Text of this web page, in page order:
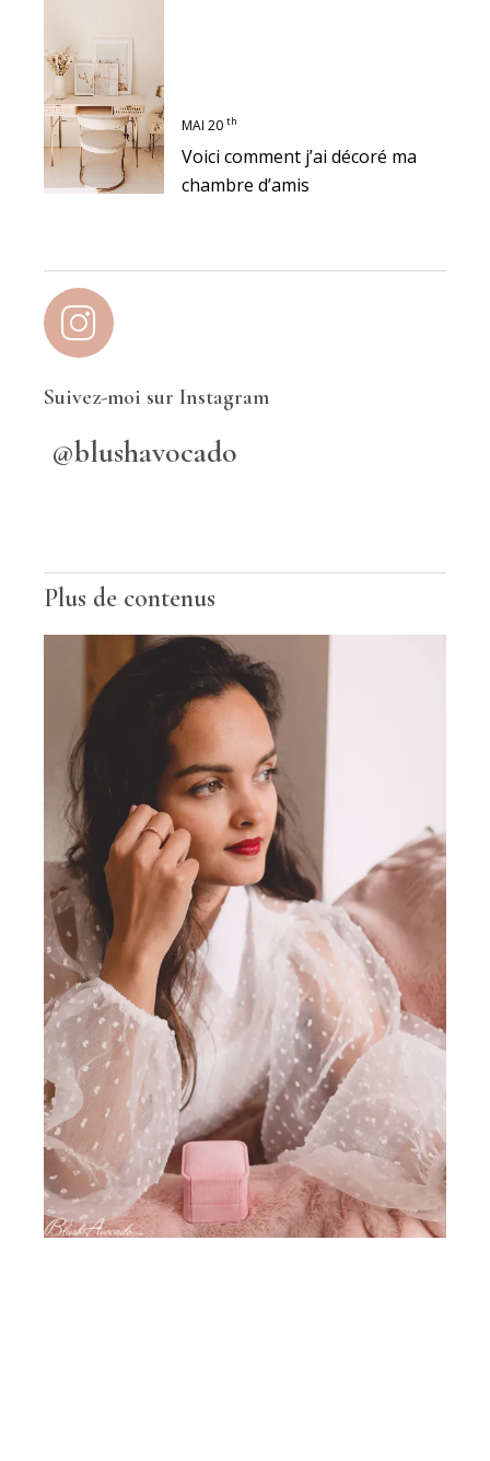
MAI 20 th
Voici comment j’ai décoré ma
chambre d’amis
Suivez-moi sur Instagram
@blushavocado
Plus de contenus